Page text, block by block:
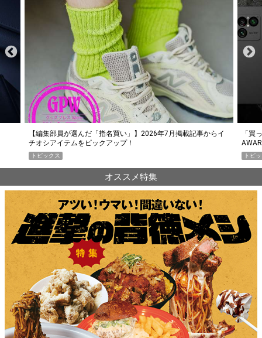
「買って損なし」の極上スマホ5選【GoodsPress 2026上半期
AWARD】
トピックス
薄着
PR
オススメ特集